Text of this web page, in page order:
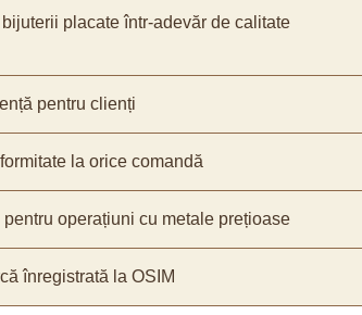
placate într-adevăr de calitate
pentru clienți
la orice comandă
operațiuni cu metale prețioase
înregistrată la OSIM